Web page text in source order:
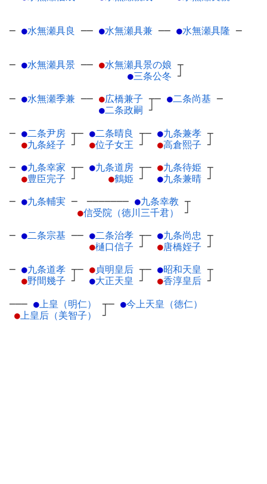
─ ●水無瀬具良 ── ●水無瀬具兼 ── ●水無瀬具隆 ─
─ ●水無瀬具景 ── ●水無瀬具景の娘 ┬
●三条公冬 ┘
─ ●水無瀬季兼 ── ●広橋兼子 ┬
●二条政嗣 ┘
─ ●二条尚基 ─
─ ●二条尹房 ┬
●九条経子 ┘
─ ●二条晴良
┬
●位子女王 ┘
─ ●九条兼孝 ┬
●高倉熙子 ┘
─ ●九条幸家 ┬
●豊臣完子 ┘
─ ●九条道房 ┬
●鶴姫 ┘
─ ●九条待姫 ┬
●九条兼晴 ┘
─ ●九条輔実 ─ ─────── ●九条幸教 ┬
●信受院（徳川三千君） ┘
─ ●二条宗基 ── ●二条治孝 ┬
●樋口信子 ┘
─ ●九条尚忠 ┬
●唐橋姪子 ┘
─ ●九条道孝 ┬
●野間幾子 ┘
─ ●貞明皇后 ┬
●大正天皇 ┘
─ ●昭和天皇 ┬
●香淳皇后 ┘
─── ● 上皇（明仁）
┬
● 上皇后（美智子） ┘
─ ●今上天皇（徳仁）